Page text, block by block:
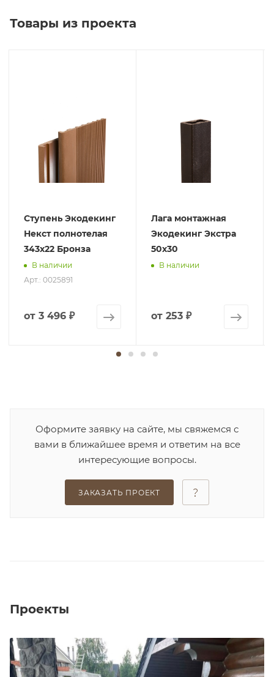
Товары из проекта
Ступень Экодекинг
Некст полнотелая
343х22 Бронза
В наличии
Арт.: 0025891
от 3 496 ₽
Лага монтажная
Экодекинг Экстра
50х30
В наличии
от 253 ₽
Оформите заявку на сайте, мы свяжемся с
вами в ближайшее время и ответим на все
интересующие вопросы.
ЗАКАЗАТЬ ПРОЕКТ
Проекты